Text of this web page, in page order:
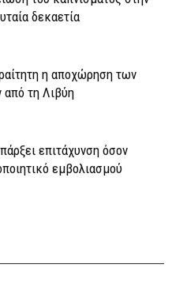
δεκαετία
η αποχώρηση των
τη Λιβύη
επιτάχυνση όσον
εμβολιασμού